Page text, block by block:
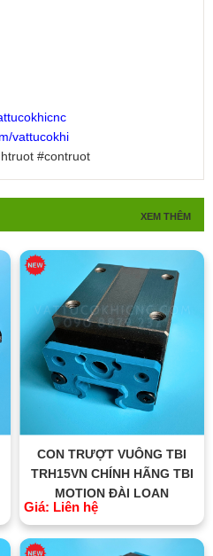
vattucokhi
#contruot
XEM THÊM
CON TRƯỢT VUÔNG TBI
TRH15VN CHÍNH HÃNG TBI
MOTION ĐÀI LOAN
Giá: Liên hệ